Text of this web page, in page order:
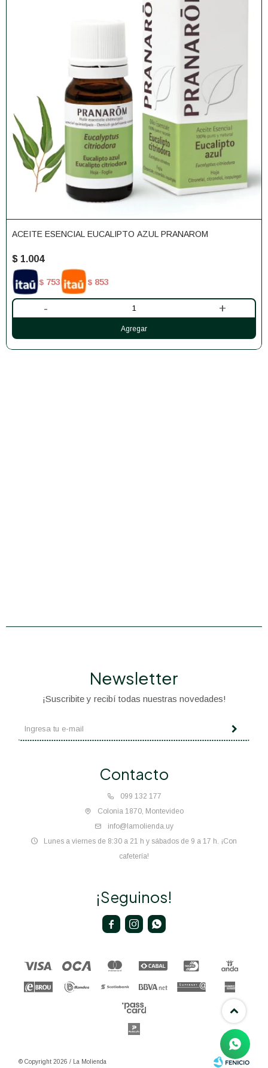
ACEITE ESENCIAL EUCALIPTO AZUL PRANAROM
$ 1.004
$ 753 $ 853
- +
Contacto
099 132 177
Colonia 1870, Montevideo
info@lamolienda.uy
Lunes a viernes de 8:30 a 21 h y sábados de 9 a 17 h. ¡Con
cafetería!
Newsletter
¡Suscribite y recibí todas nuestras novedades!
¡Seguinos!
  
© Copyright 2026 / La Molienda